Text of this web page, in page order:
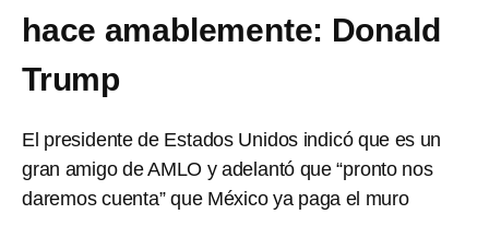
hace amablemente: Donald
Trump
El presidente de Estados Unidos indicó que es un
gran amigo de AMLO y adelantó que “pronto nos
daremos cuenta” que México ya paga el muro